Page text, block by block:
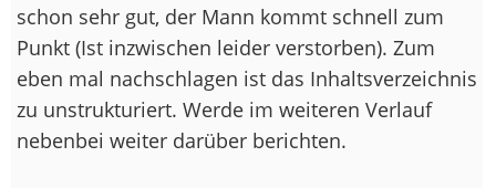
schon sehr gut, der Mann kommt schnell zum
Punkt (Ist inzwischen leider verstorben). Zum
eben mal nachschlagen ist das Inhaltsverzeichnis
zu unstrukturiert. Werde im weiteren Verlauf
nebenbei weiter darüber berichten.